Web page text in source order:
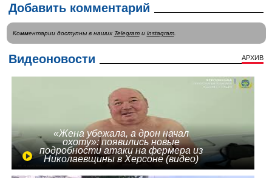
Добавить комментарий
Комментарии доступны в наших Telegramи instagram.
Видеоновости АРХИВ
«Жена убежала, а дрон начал
охоту»: появились новые
подробности атаки на фермера из
Николаевщины в Херсоне (видео)